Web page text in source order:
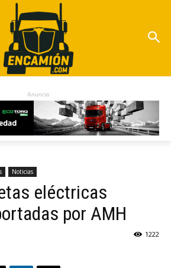
Anuncio
Noticias
eléctricas
por AMH
1222